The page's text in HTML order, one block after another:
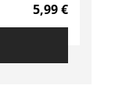
5,99€